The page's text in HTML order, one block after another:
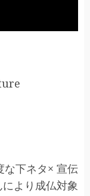
な下ネタ× 宣伝
より成仏対象